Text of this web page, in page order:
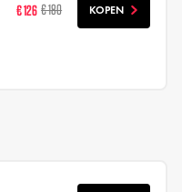
€ 126 € 180 KOPEN